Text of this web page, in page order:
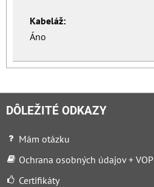
Kabeláž:
Áno
DÔLEŽITÉ ODKAZY
Mám otázku
Ochrana osobných údajov + VOP
Certifikáty